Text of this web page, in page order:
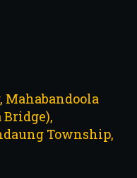
Mahabandoola
Bridge),
Township,